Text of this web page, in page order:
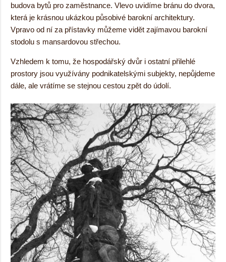
budova bytů pro zaměstnance. Vlevo uvidíme bránu do dvora,
která je krásnou ukázkou působivé barokní architektury.
Vpravo od ní za přístavky můžeme vidět zajímavou barokní
stodolu s mansardovou střechou.
Vzhledem k tomu, že hospodářský dvůr i ostatní přilehlé
prostory jsou využívány podnikatelskými subjekty, nepůjdeme
dále, ale vrátíme se stejnou cestou zpět do údolí.